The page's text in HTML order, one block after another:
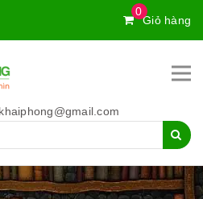
0
Giỏ hàng